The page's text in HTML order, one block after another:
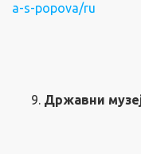
a-s-popova/ru
Државни